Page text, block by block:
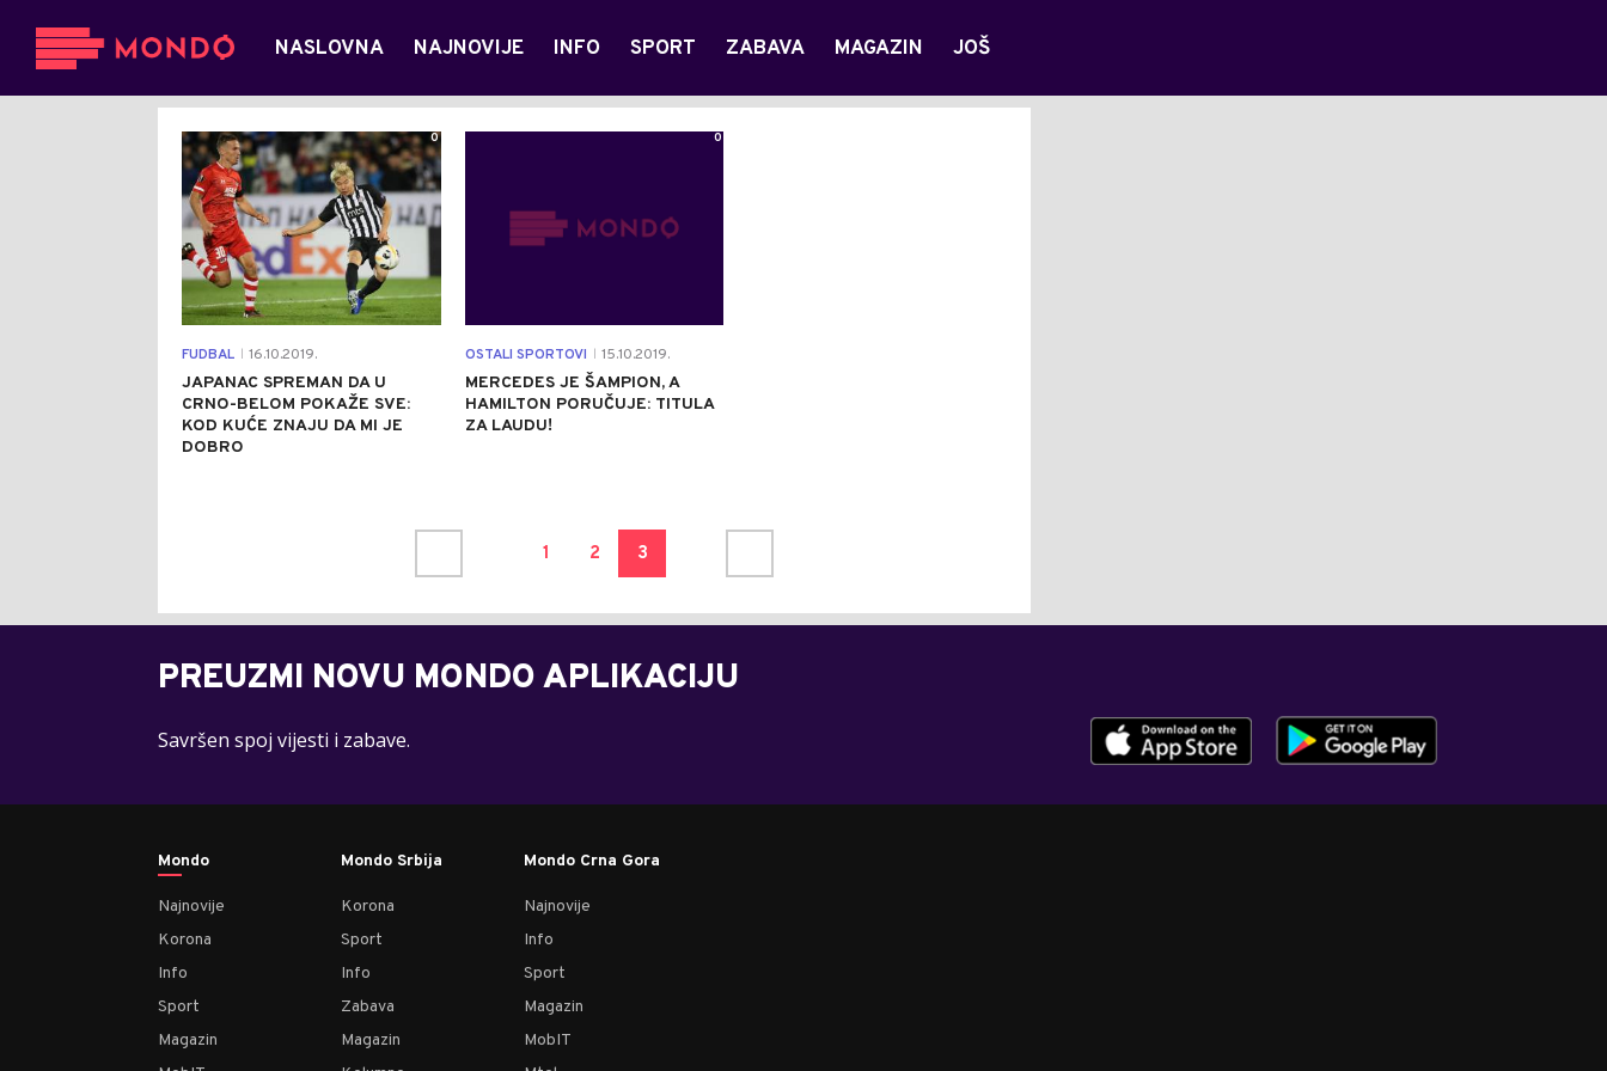
NASLOVNA NAJNOVIJE INFO SPORT ZABAVA MAGAZIN JOŠ
FUDBAL 16.10.2019.
JAPANAC SPREMAN DA U
CRNO-BELOM POKAŽE SVE:
KOD KUĆE ZNAJU DA MI JE
DOBRO
0
OSTALI SPORTOVI 15.10.2019.
MERCEDES JE ŠAMPION, A
HAMILTON PORUČUJE: TITULA
ZA LAUDU!
0
1 2 3
PREUZMI NOVU MONDO APLIKACIJU
Savršen spoj vijesti i zabave.
Mondo
Najnovije
Korona
Info
Sport
Magazin
Mondo Srbija
Korona
Sport
Info
Zabava
Magazin
Mondo Crna Gora
Najnovije
Info
Sport
Magazin
MobIT